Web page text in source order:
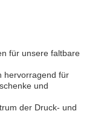
für unsere faltbare
hervorragend für
und
der Druck- und